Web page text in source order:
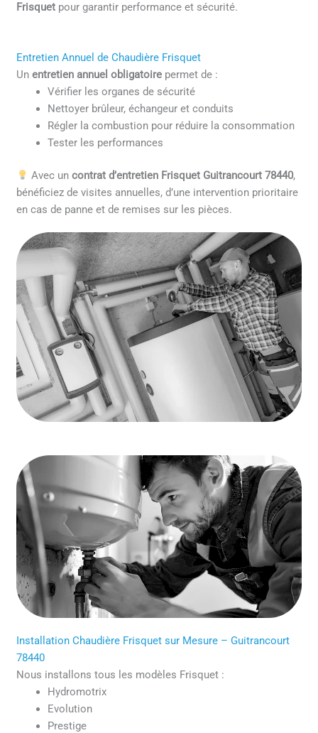
Frisquet pour garantir performance et sécurité.
Entretien Annuel de Chaudière Frisquet
Unentretien annuel obligatoire permet de :
Vérifier les organes de sécurité
Nettoyer brûleur, échangeur et conduits
Régler la combustion pour réduire la consommation
Tester les performances
Avec un contrat d’entretien Frisquet Guitrancourt 78440,
bénéficiez de visites annuelles, d’une intervention prioritaire
en cas de panne et de remises sur les pièces.
Installation Chaudière Frisquet sur Mesure – Guitrancourt
78440
Nous installons tous les modèles Frisquet :
Hydromotrix
Evolution
Prestige